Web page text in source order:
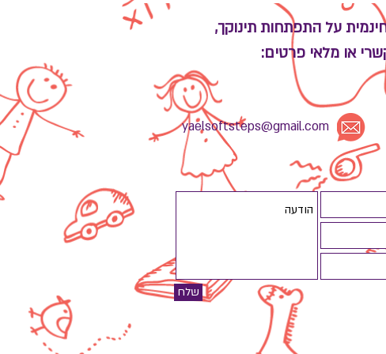
על התפתחות תינוקך,
או מלאי פרטים:
yaelsoftsteps@gmail.com
שלח